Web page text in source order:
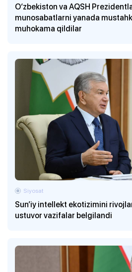
O‘zbekiston va AQSH
munosabatlarni yanada
muhokama qildilar
Sun’iy intellekt ekotizimini
ustuvor vazifalar belgilandi
Siyosat